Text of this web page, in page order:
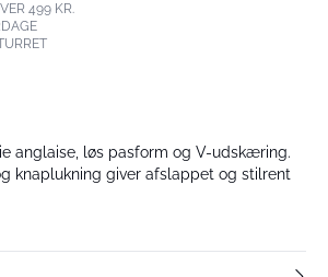
499 KR.
anglaise, løs pasform og V-udskæring.
knaplukning giver afslappet og stilrent